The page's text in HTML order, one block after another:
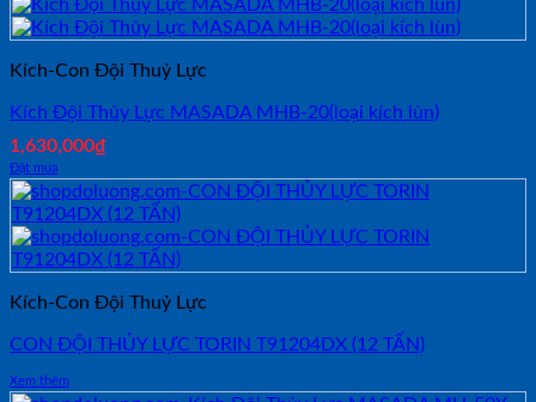
Kích-Con Đội Thuỷ Lực
Kích Đội Thủy Lực MASADA MHB-20(loại kích lùn)
1,630,000₫
Đặt mua
Kích-Con Đội Thuỷ Lực
CON ĐỘI THỦY LỰC TORIN T91204DX (12 TẤN)
Xem thêm